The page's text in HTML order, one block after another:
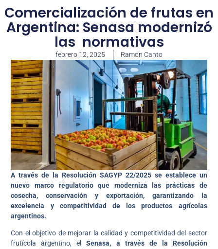
Comercialización de frutas en
Argentina: Senasa modernizó
las normativas
febrero 12, 2025 Ramón Canto
A través de la Resolución SAGYP 22/2025 se establece un
nuevo marco regulatorio que moderniza las prácticas de
cosecha, conservación y exportación, garantizando la
excelencia y competitividad de los productos agrícolas
argentinos.
Con el objetivo de mejorar la calidad y competitividad del sector
frutícola argentino, elSenasa, a través de la Resolución